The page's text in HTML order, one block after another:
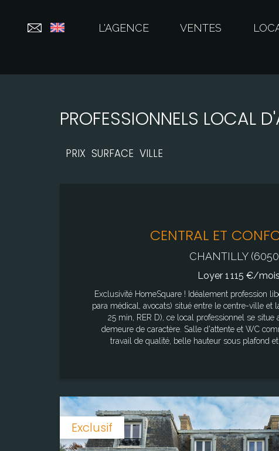
VENTES
L'AGENCE
PROFESSIONNELS LOCAL
PRIX SURFACE VILLE
CENTRAL ET
CHANTILLY
Loyer 1 115 €/mois
Exclusivité HomeSquare ! Idéalement profession libéral (professionnels de santé,
para médical, avocats) situé entre le centre-ville et
25 min, RER D), ce local professionnel se
demeure de caractère. Salle d'attente et WC
travail de qualité, belle hauteur sous plafond et parquet. Le
auxquels ce bien est exposé sont
Surface
12,35 m²
Exclusif